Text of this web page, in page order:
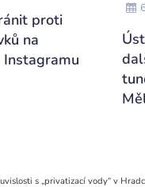
proti
na
Instagramu
s „privatizací vody“ v